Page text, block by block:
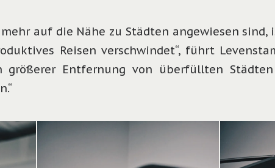
mehr auf die Nähe zu Städten angewiesen
Reisen verschwindet“, führt
größerer Entfernung von überfüllten